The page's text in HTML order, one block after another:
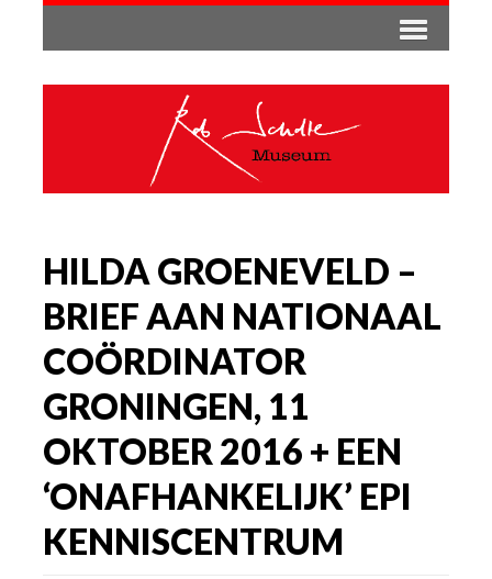
HILDA GROENEVELD –
BRIEF AAN NATIONAAL
COÖRDINATOR
GRONINGEN, 11
OKTOBER 2016 + EEN
‘ONAFHANKELIJK’ EPI
KENNISCENTRUM